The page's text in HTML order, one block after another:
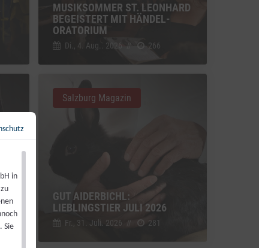
MUSIKSOMMER ST. LEONHARD
BEGEISTERT MIT HÄNDEL-
ORATORIUM
Di., 4. Aug.. 2026 // 266
GUT AIDERBICHL:
LIEBLINGSTIER JULI 2026
Fr., 31. Juli. 2026 // 281
Salzburg Magazin
in
Sie